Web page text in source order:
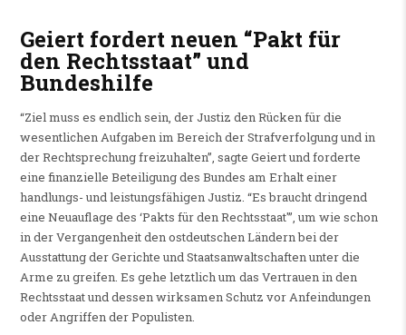
Geiert fordert neuen “Pakt für
den Rechtsstaat” und
Bundeshilfe
“Ziel muss es endlich sein, der Justiz den Rücken für die
wesentlichen Aufgaben im Bereich der Strafverfolgung und in
der Rechtsprechung freizuhalten”, sagte Geiert und forderte
eine finanzielle Beteiligung des Bundes am Erhalt einer
handlungs- und leistungsfähigen Justiz. “Es braucht dringend
eine Neuauflage des ‘Pakts für den Rechtsstaat'”, um wie schon
in der Vergangenheit den ostdeutschen Ländern bei der
Ausstattung der Gerichte und Staatsanwaltschaften unter die
Arme zu greifen. Es gehe letztlich um das Vertrauen in den
Rechtsstaat und dessen wirksamen Schutz vor Anfeindungen
oder Angriffen der Populisten.